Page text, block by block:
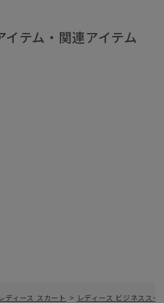
イテム・関連アイテム
レディース スカート > レディース ビジネススー